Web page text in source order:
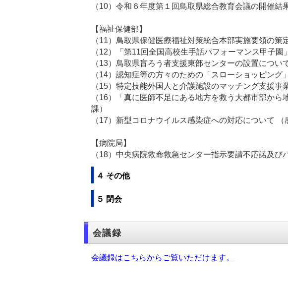
（10）令和６年度第１回鳥取県総合教育会議の開催結
【福祉保健部】
（11）鳥取県保健医療福祉対策統合本部実施要領の策
（12）「第11回全国高校生手話パフォーマンス甲子
（13）鳥取県盲ろう者支援東部センターの設置につい
（14）認知症等の方々のための「スローショッピング
（15）特定技能外国人と介護施設のマッチング支援事
（16）「真に医師不足にある地方を救う大都市部か
課）
（17）新型コロナウイルス感染症への対応について （
【病院局】
（18）中央病院救命救急センター指示要請不応諾及
４ その他
５ 閉会
会議録
会議録はこちらからご覧いただけます。